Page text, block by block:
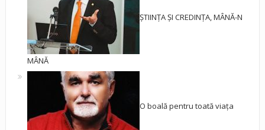
ȘTIINȚA ȘI CREDINȚA, MÂNĂ-N
MÂNĂ
O boală pentru toată viața